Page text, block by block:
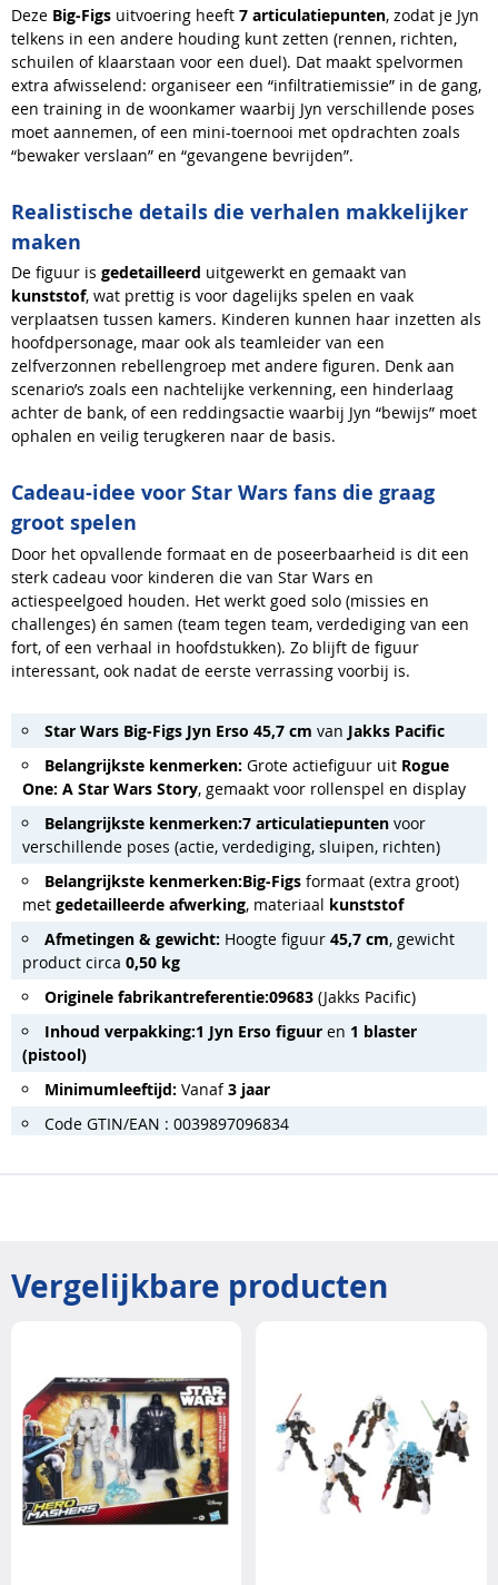
Deze Big-Figs uitvoering heeft 7 articulatiepunten, zodat je Jyn
telkens in een andere houding kunt zetten (rennen, richten,
schuilen of klaarstaan voor een duel). Dat maakt spelvormen
extra afwisselend: organiseer een “infiltratiemissie” in de gang,
een training in de woonkamer waarbij Jyn verschillende poses
moet aannemen, of een mini-toernooi met opdrachten zoals
“bewaker verslaan” en “gevangene bevrijden”.
Realistische details die verhalen makkelijker
maken
De figuur is gedetailleerd uitgewerkt en gemaakt van
kunststof, wat prettig is voor dagelijks spelen en vaak
verplaatsen tussen kamers. Kinderen kunnen haar inzetten als
hoofdpersonage, maar ook als teamleider van een
zelfverzonnen rebellengroep met andere figuren. Denk aan
scenario’s zoals een nachtelijke verkenning, een hinderlaag
achter de bank, of een reddingsactie waarbij Jyn “bewijs” moet
ophalen en veilig terugkeren naar de basis.
Cadeau-idee voor Star Wars fans die graag
groot spelen
Door het opvallende formaat en de poseerbaarheid is dit een
sterk cadeau voor kinderen die van Star Wars en
actiespeelgoed houden. Het werkt goed solo (missies en
challenges) én samen (team tegen team, verdediging van een
fort, of een verhaal in hoofdstukken). Zo blijft de figuur
interessant, ook nadat de eerste verrassing voorbij is.
Star Wars Big-Figs Jyn Erso 45,7 cm van Jakks Pacific
Belangrijkste kenmerken: Grote actiefiguur uit Rogue
One: A Star Wars Story, gemaakt voor rollenspel en display
Belangrijkste kenmerken:7 articulatiepunten voor
verschillende poses (actie, verdediging, sluipen, richten)
Belangrijkste kenmerken:Big-Figs formaat (extra groot)
met gedetailleerde afwerking, materiaal kunststof
Afmetingen & gewicht: Hoogte figuur 45,7 cm, gewicht
product circa 0,50 kg
Originele fabrikantreferentie:09683 (Jakks Pacific)
Inhoud verpakking:1 Jyn Erso figuur en 1 blaster
(pistool)
Minimumleeftijd: Vanaf3 jaar
Code GTIN/EAN : 0039897096834
Vergelijkbare producten